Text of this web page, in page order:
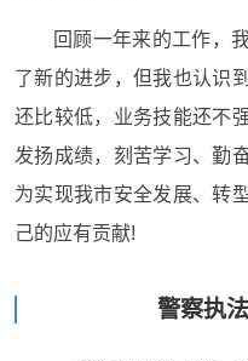
回顾一年来的工作，
了新的进步，但我也认识
还比较低，业务技能还不
发扬成绩，刻苦学习、勤
为实现我市安全发展、转
己的应有贡献!
警察执